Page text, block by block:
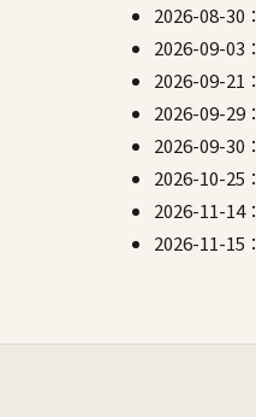
2026-08-30：
2026-09-03：
2026-09-21：
2026-09-29：
2026-09-30：
2026-10-25：
2026-11-14：
2026-11-15：